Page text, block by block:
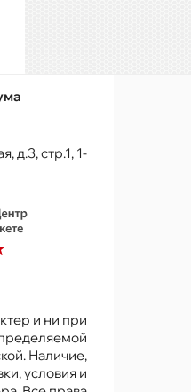
д.3, стр.1, 1-
и ни при
Наличие,
условия и